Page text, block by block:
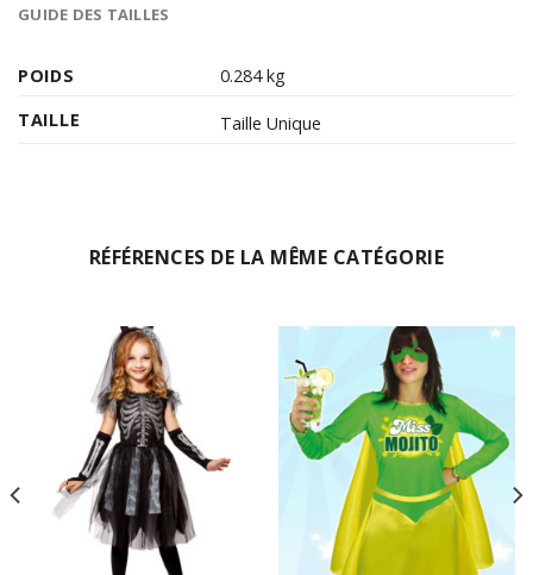
GUIDE DES TAILLES
POIDS
0.284 kg
TAILLE
Taille Unique
RÉFÉRENCES DE LA MÊME CATÉGORIE